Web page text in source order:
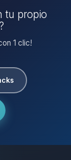
tu propio
1 clic!